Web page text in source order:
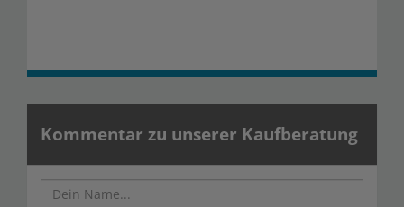
Kommentar zu unserer Kaufberatung